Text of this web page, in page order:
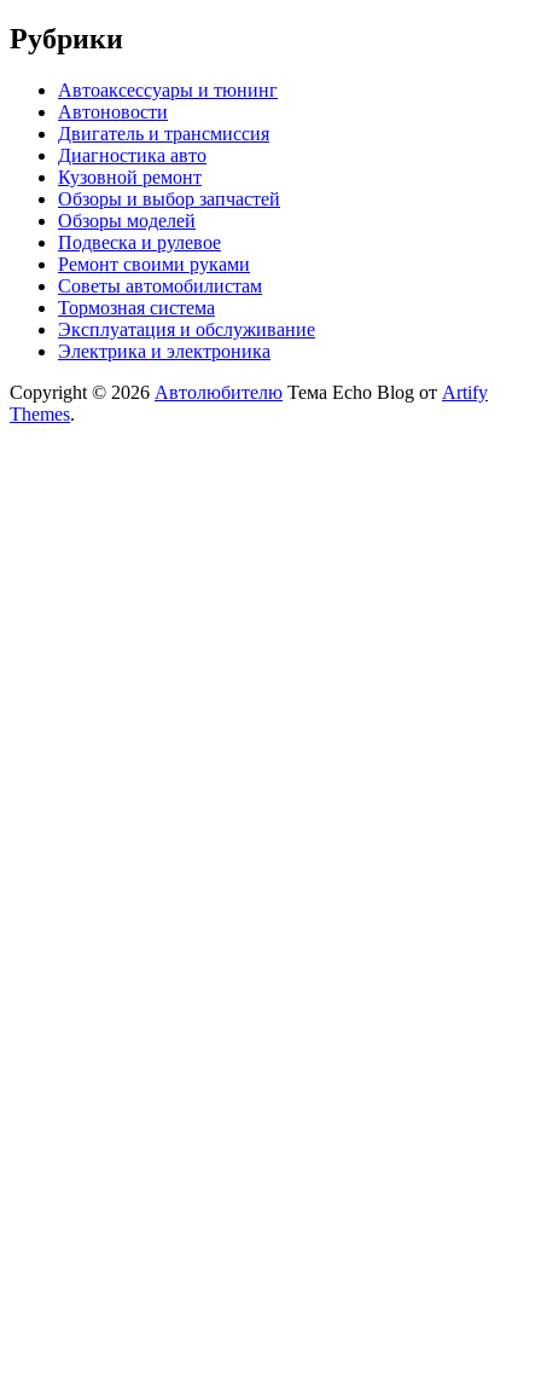
Рубрики
Автоаксессуары и тюнинг
Автоновости
Двигатель и трансмиссия
Диагностика авто
Кузовной ремонт
Обзоры и выбор запчастей
Обзоры моделей
Подвеска и рулевое
Ремонт своими руками
Советы автомобилистам
Тормозная система
Эксплуатация и обслуживание
Электрика и электроника
Copyright © 2026 Автолюбителю Тема Echo Blog от Artify
Themes.